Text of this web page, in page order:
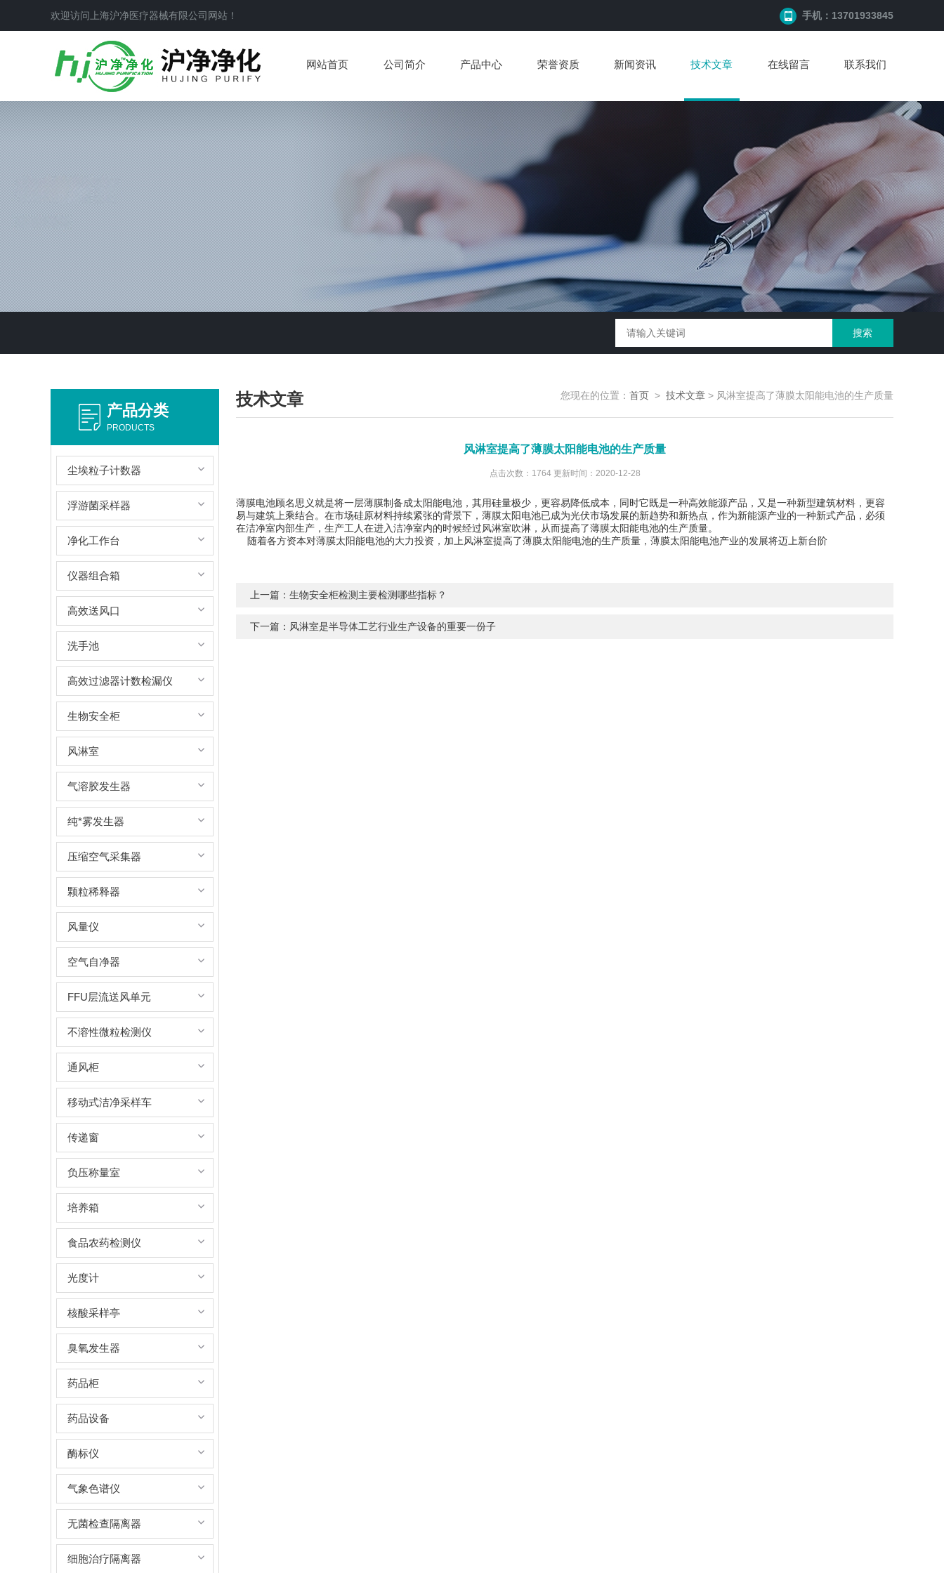
欢迎访问上海沪净医疗器械有限公司网站！ 手机：13701933845
网站首页 公司简介 产品中心 荣誉资质 新闻资讯 技术文章 在线留言 联系我们
技术文章 您现在的位置： 首页 > 技术文章 > 风淋室提高了薄膜太阳能电池的生产质量
风淋室提高了薄膜太阳能电池的生产质量
点击次数：1764 更新时间：2020-12-28
薄膜电池顾名思义就是将一层薄膜制备成太阳能电池，其用硅量极少，更容易降低成本，同时它既是一种高效能源产品，又是一种新型建筑材料，更容
易与建筑上乘结合。在市场硅原材料持续紧张的背景下，薄膜太阳电池已成为光伏市场发展的新趋势和新热点，作为新能源产业的一种新式产品，必须
在洁净室内部生产，生产工人在进入洁净室内的时候经过风淋室吹淋，从而提高了薄膜太阳能电池的生产质量。
随着各方资本对薄膜太阳能电池的大力投资，加上风淋室提高了薄膜太阳能电池的生产质量，薄膜太阳能电池产业的发展将迈上新台阶
上一篇： 生物安全柜检测主要检测哪些指标？
下一篇： 风淋室是半导体工艺行业生产设备的重要一份子
产品分类
PRODUCTS
尘埃粒子计数器
浮游菌采样器
净化工作台
仪器组合箱
高效送风口
洗手池
高效过滤器计数检漏仪
生物安全柜
风淋室
气溶胶发生器
纯*雾发生器
压缩空气采集器
颗粒稀释器
风量仪
空气自净器
FFU层流送风单元
不溶性微粒检测仪
通风柜
移动式洁净采样车
传递窗
负压称量室
培养箱
食品农药检测仪
光度计
核酸采样亭
臭氧发生器
药品柜
药品设备
酶标仪
气象色谱仪
无菌检查隔离器
细胞治疗隔离器